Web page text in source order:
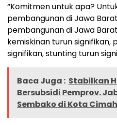
“Komitmen untuk apa?
pembangunan di Jawa
pembangunan di Jawa
kemiskinan turun signifikan,
signifikan, stunting turun
Baca Juga : Stabilkan
Bersubsidi Pemprov.
Sembako di Kota